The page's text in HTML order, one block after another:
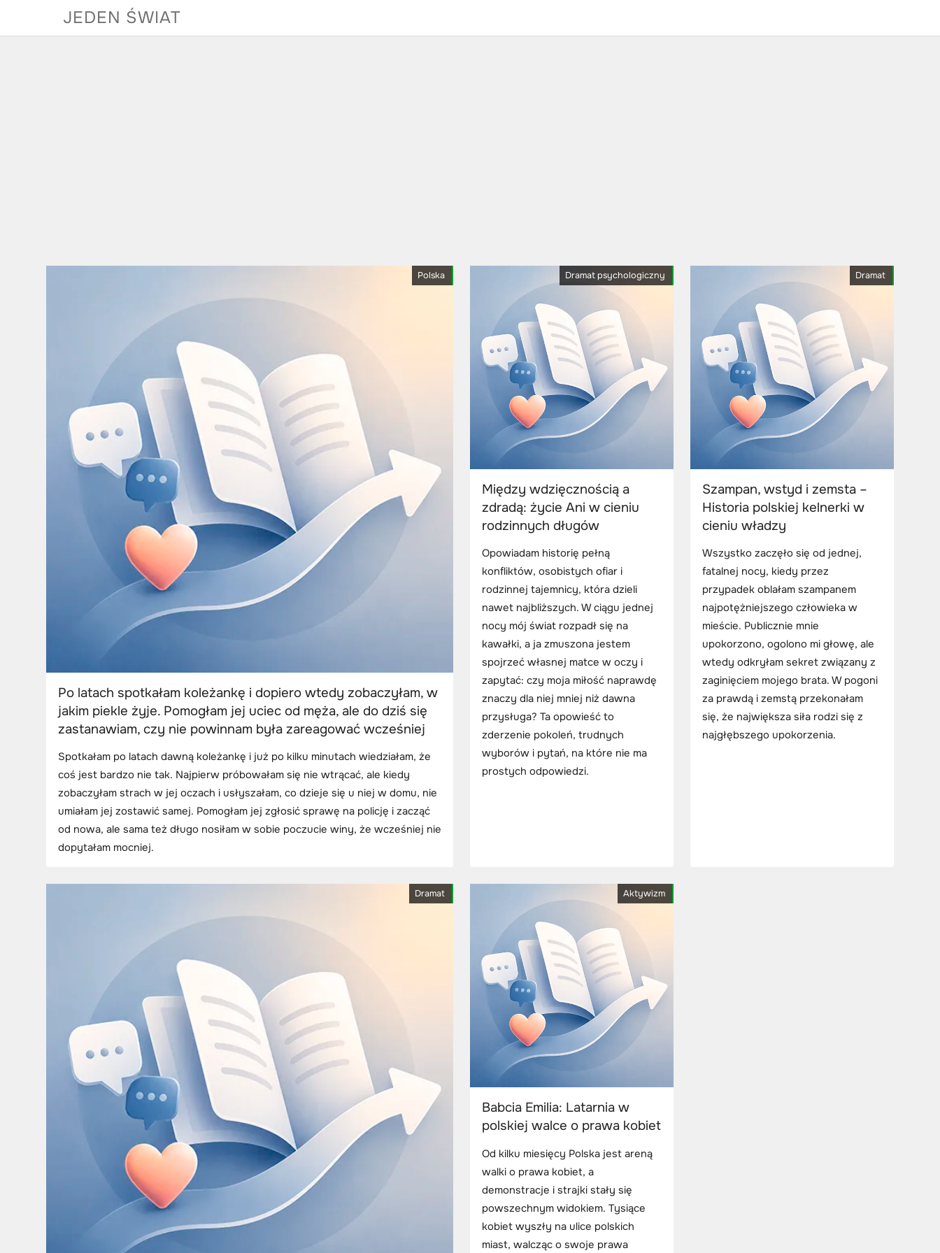
JEDEN ŚWIAT
Polska
Po latach spotkałam koleżankę i dopiero wtedy zobaczyłam, w
jakim piekle żyje. Pomogłam jej uciec od męża, ale do dziś się
zastanawiam, czy nie powinnam była zareagować wcześniej
Spotkałam po latach dawną koleżankę i już po kilku minutach wiedziałam, że
coś jest bardzo nie tak. Najpierw próbowałam się nie wtrącać, ale kiedy
zobaczyłam strach w jej oczach i usłyszałam, co dzieje się u niej w domu, nie
umiałam jej zostawić samej. Pomogłam jej zgłosić sprawę na policję i zacząć
od nowa, ale sama też długo nosiłam w sobie poczucie winy, że wcześniej nie
dopytałam mocniej.
Dramat psychologiczny
Między wdzięcznością a
zdradą: życie Ani w cieniu
rodzinnych długów
Opowiadam historię pełną
konfliktów, osobistych ofiar i
rodzinnej tajemnicy, która dzieli
nawet najbliższych. W ciągu jednej
nocy mój świat rozpadł się na
kawałki, a ja zmuszona jestem
spojrzeć własnej matce w oczy i
zapytać: czy moja miłość naprawdę
znaczy dla niej mniej niż dawna
przysługa? Ta opowieść to
zderzenie pokoleń, trudnych
wyborów i pytań, na które nie ma
prostych odpowiedzi.
Dramat
Szampan, wstyd i zemsta –
Historia polskiej kelnerki w
cieniu władzy
Wszystko zaczęło się od jednej,
fatalnej nocy, kiedy przez
przypadek oblałam szampanem
najpotężniejszego człowieka w
mieście. Publicznie mnie
upokorzono, ogolono mi głowę, ale
wtedy odkryłam sekret związany z
zaginięciem mojego brata. W pogoni
za prawdą i zemstą przekonałam
się, że największa siła rodzi się z
najgłębszego upokorzenia.
Dramat Aktywizm
Babcia Emilia: Latarnia w
polskiej walce o prawa kobiet
Od kilku miesięcy Polska jest areną
walki o prawa kobiet, a
demonstracje i strajki stały się
powszechnym widokiem. Tysiące
kobiet wyszły na ulice polskich
miast, walcząc o swoje prawa